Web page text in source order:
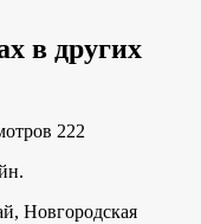
в других
222
Новгородская